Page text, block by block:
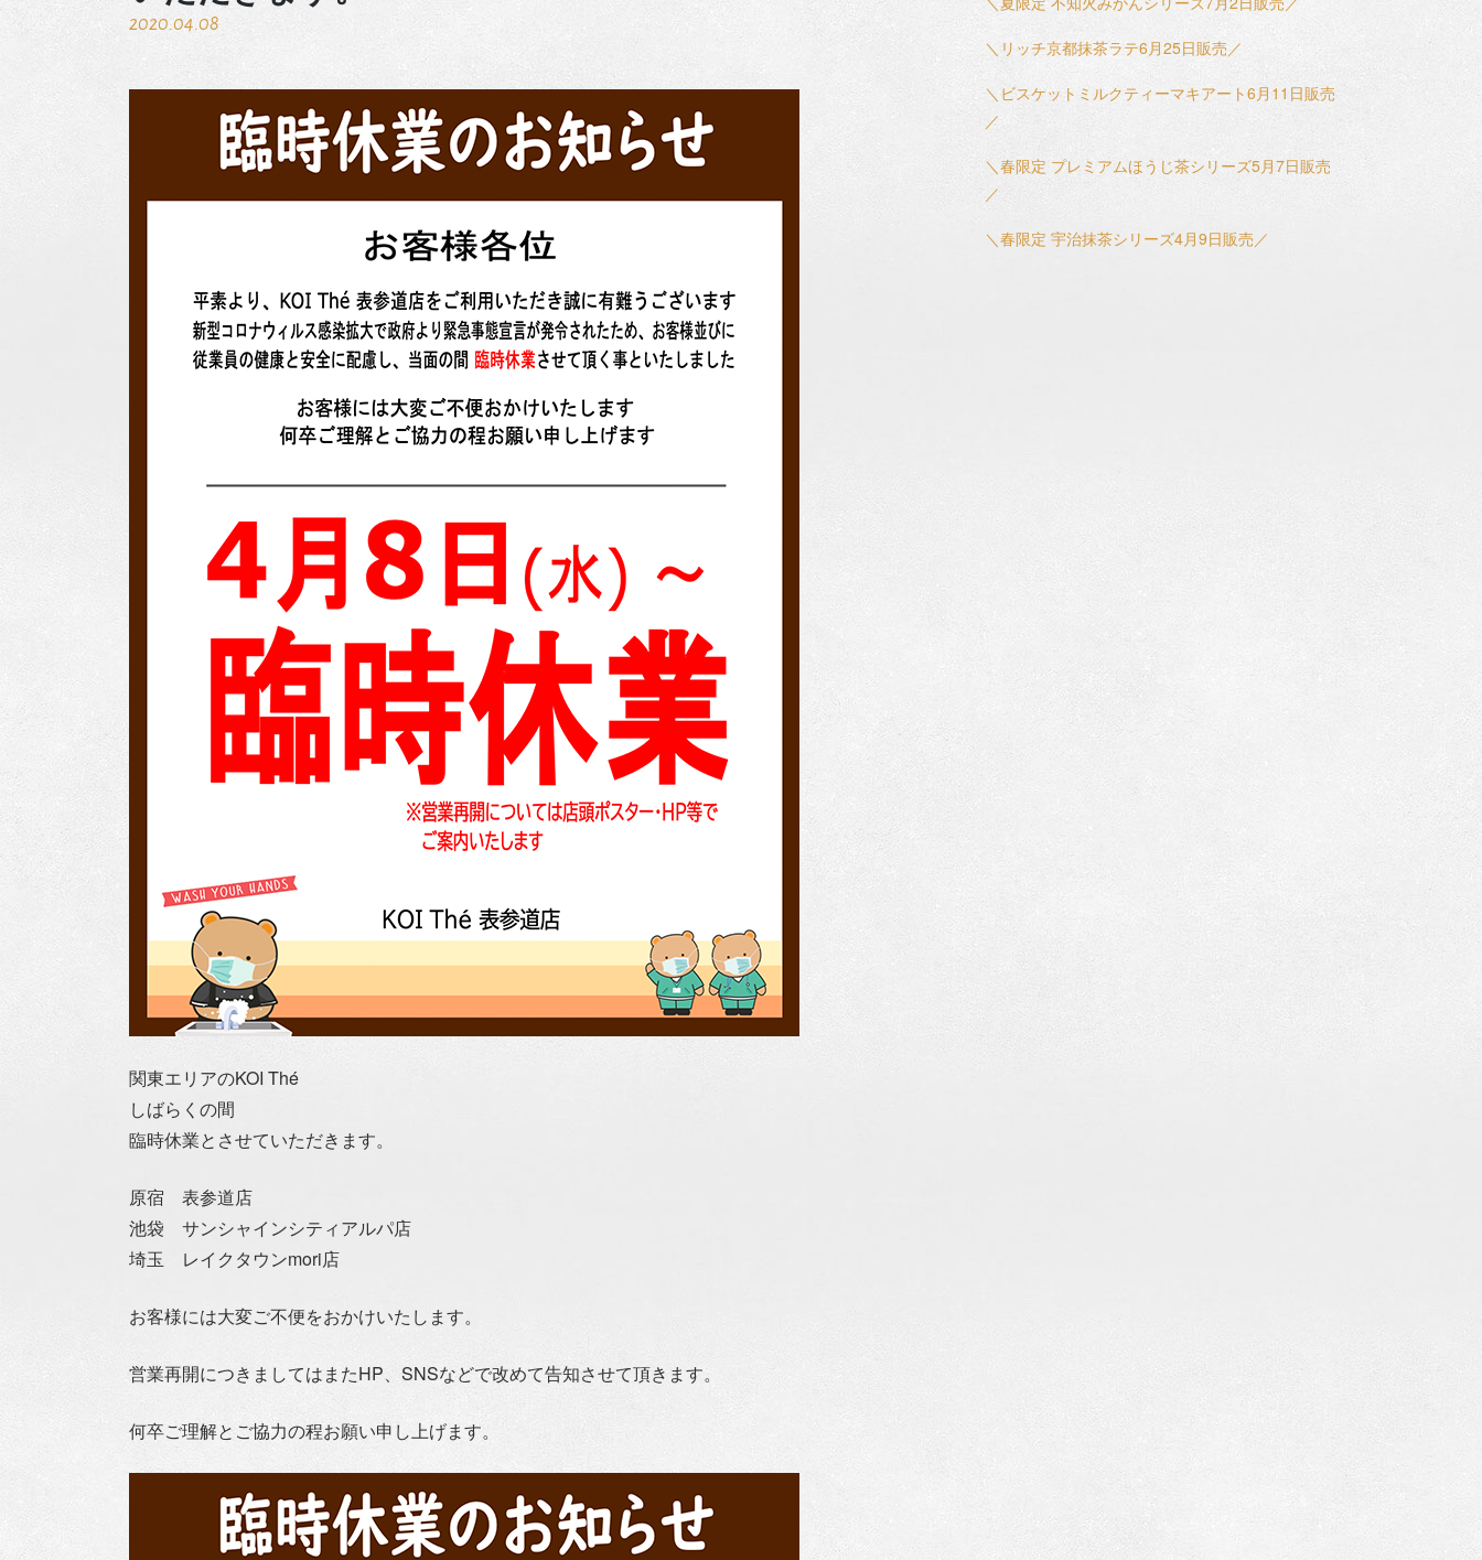
2020.04.08
関東エリアのKOI Thé
しばらくの間
臨時休業とさせていただきます。
原宿 表参道店
池袋 サンシャインシティアルパ店
埼玉 レイクタウンmori店
お客様には大変ご不便をおかけいたします。
営業再開につきましてはまたHP、SNSなどで改めて告知させて頂きます。
何卒ご理解とご協力の程お願い申し上げます。
＼リッチ京都抹茶ラテ6月25日販売／
＼ビスケットミルクティーマキアート6月11日販売
／
＼春限定 プレミアムほうじ茶シリーズ5月7日販売
／
＼春限定 宇治抹茶シリーズ4月9日販売／